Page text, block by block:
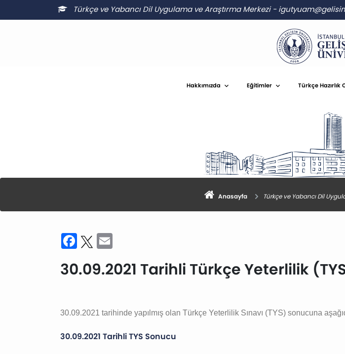
Türkçe ve Yabancı Dil Uygulama ve Araştırma Merkezi-
Hakkımızda Eğitimler Türkçe Hazırlık
Anasayfa Türkçe ve Yabancı Dil
Facebook
Twitter
30.09.2021 Tarihli Türkçe Yeterlilik
30.09.2021 tarihinde yapılmış olan Türkçe Yeterlilik Sınavı (TYS) sonucuna
30.09.2021 Tarihli TYS Sonucu